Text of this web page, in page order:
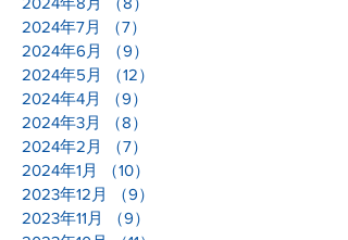
2024年7月
（7）
2024年6月
（9）
2024年5月
（12）
2024年4月
（9）
2024年3月
（8）
2024年2月
（7）
2024年1月
（10）
2023年12月
（9）
2023年11月
（9）